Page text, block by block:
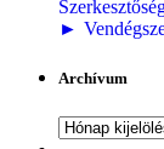
►
Archívum
Archívum